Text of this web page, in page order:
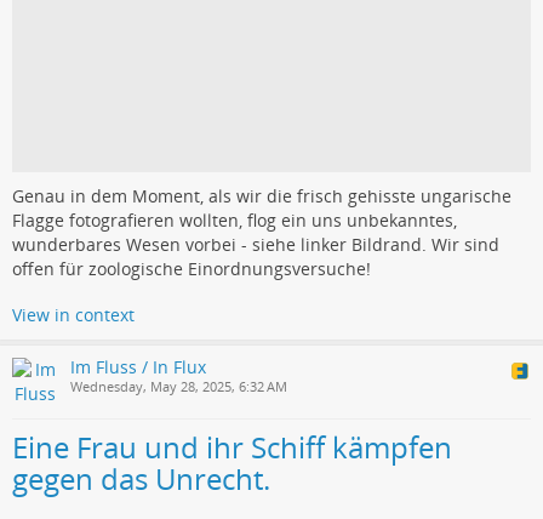
Genau in dem Moment, als wir die frisch gehisste ungarische
Flagge fotografieren wollten, flog ein uns unbekanntes,
wunderbares Wesen vorbei - siehe linker Bildrand. Wir sind
offen für zoologische Einordnungsversuche!
View in context
Im Fluss / In Flux
Wednesday, May 28, 2025, 6:32 AM
Eine Frau und ihr Schiff kämpfen
gegen das Unrecht.